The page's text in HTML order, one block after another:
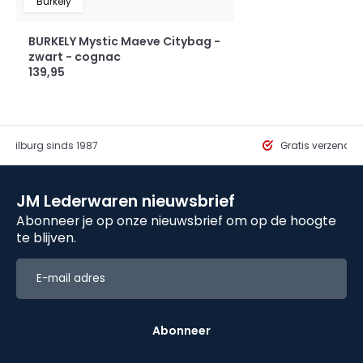
BURKELY Mystic Maeve Citybag -
zwart - cognac
139,95
Tilburg sinds 1987 Gratis
JM Lederwaren nieuwsbrief
Abonneer je op onze nieuwsbrief om op de hoogte
te blijven.
Abonneer